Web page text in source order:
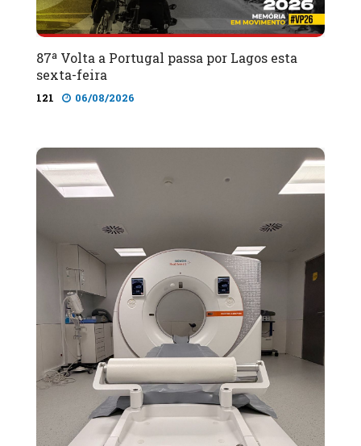
87ª Volta a Portugal passa por Lagos esta
sexta-feira
121 06/08/2026